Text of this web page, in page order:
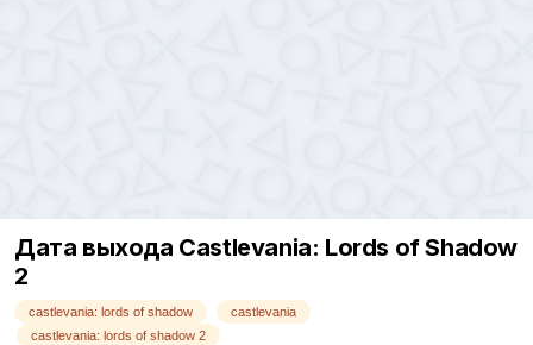
Дата выхода Castlevania: Lords of Shadow
2
castlevania: lords of shadow
castlevania
castlevania: lords of shadow 2